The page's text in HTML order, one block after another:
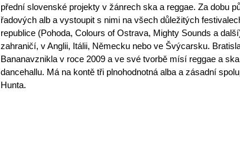
přední slovenské projekty v žánrech ska a reggae. Za dobu
řadových alb a vystoupit s nimi na všech důležitých
republice (Pohoda, Colours of Ostrava, Mighty Sounds a
zahraničí, v Anglii, Itálii, Německu nebo ve Švýcarsku.
Bananavznikla v roce 2009 a ve své tvorbě mísí reggae a
dancehallu. Má na kontě tři plnohodnotná alba a zásadní
Hunta.